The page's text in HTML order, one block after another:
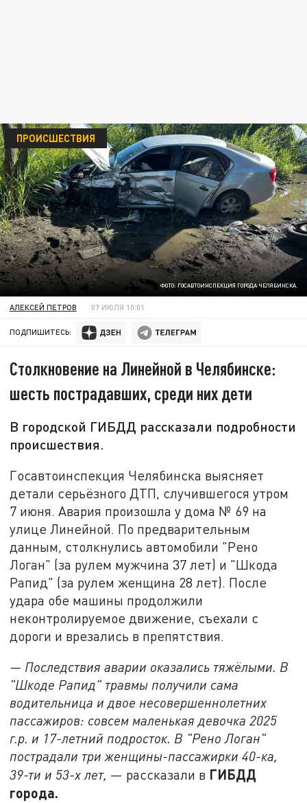
ФОТО: ГОСАВТОИНСПЕКЦИЯ ГОРОДА ЧЕЛЯБИНСКА.
ПРОИСШЕСТВИЯ
АЛЕКСЕЙ ПЕТРОВ 07 ИЮЛЯ 10:01
ПОДПИШИТЕСЬ:
Столкновение на Линейной в Челябинске:
шесть пострадавших, среди них дети
В городской ГИБДД рассказали подробности
происшествия.
Госавтоинспекция Челябинска выясняет
детали серьёзного ДТП, случившегося утром
7 июня. Авария произошла у дома № 69 на
улице Линейной. По предварительным
данным, столкнулись автомобили "Рено
Логан" (за рулем мужчина 37 лет) и "Шкода
Рапид" (за рулем женщина 28 лет). После
удара обе машины продолжили
неконтролируемое движение, съехали с
дороги и врезались в препятствия.
— Последствия аварии оказались тяжёлыми. В
"Шкоде Рапид" травмы получили сама
водительница и двое несовершеннолетних
пассажиров: совсем маленькая девочка 2025
г.р. и 17-летний подросток. В "Рено Логан"
пострадали три женщины-пассажирки 40-ка,
39-ти и 53-х лет, — рассказали в ГИБДД
города.